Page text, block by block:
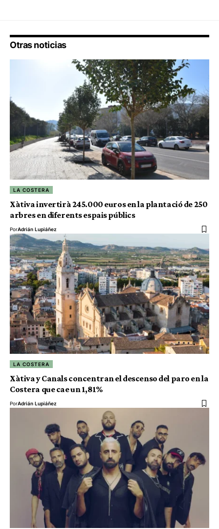
Otras noticias
LA COSTERA
Xàtiva invertirà 245.000 euros en la plantació de 250
arbres en diferents espais públics
PorAdrián Lupiáñez
LA COSTERA
Xàtiva y Canals concentran el descenso del paro en la
Costera que cae un 1,81%
PorAdrián Lupiáñez